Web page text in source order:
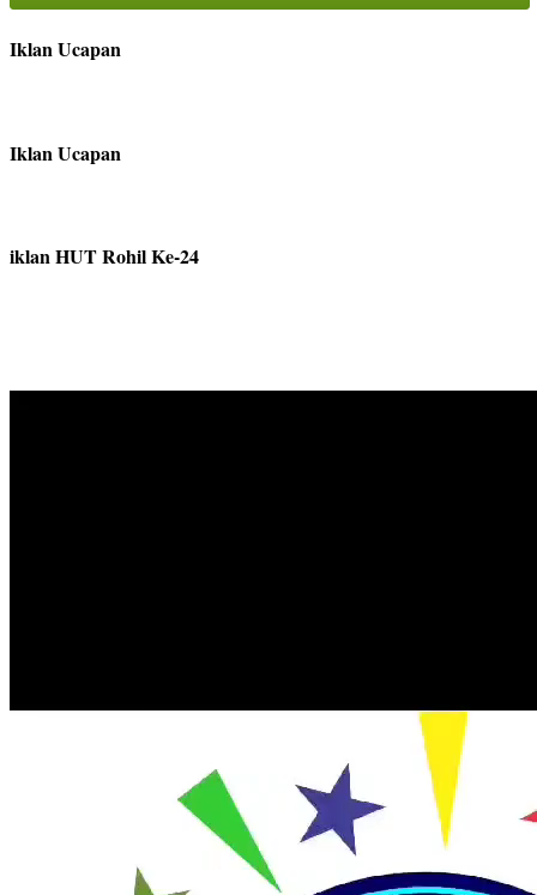
Iklan Ucapan
Iklan Ucapan
iklan HUT Rohil Ke-24